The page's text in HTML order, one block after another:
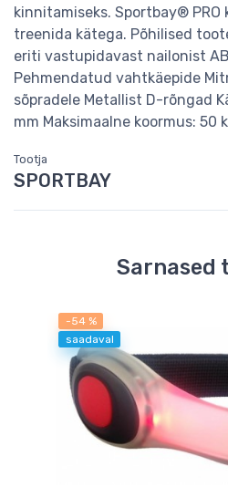
kinnitamiseks. Sportbay® PRO
treenida kätega. Põhilised
eriti vastupidavast nailonist
Pehmendatud vahtkäepide
sõpradele Metallist D-rõngad
mm Maksimaalne koormus: 50
Tootja
SPORTBAY
Sarnased
-54 %
saadaval